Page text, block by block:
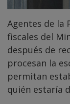
Agentes de la
fiscales del
después de
procesan la
permitan
quién estaría